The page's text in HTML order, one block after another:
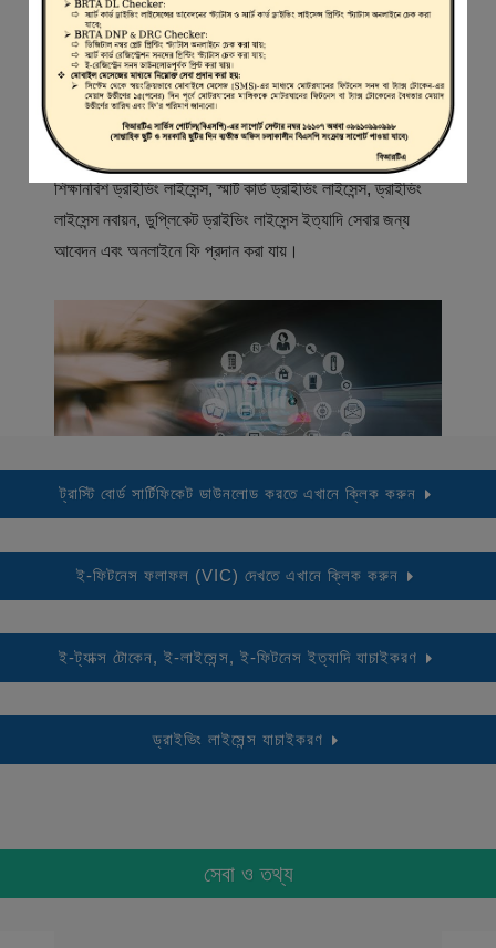
স্বাগতম
বিআরটিএ সার্ভিস পোর্টাল (বিএসপি) বাংলাদেশ রোড ট্রান্সপোর্ট অথরিটি
(বিআরটিএ) এর একটি অনলাইন সেবা প্রদানের মাধ্যম যেখানে ড্রাইভার,
মোটরযান মালিক, মোটরযান বিক্রেতাদের নিবন্ধিত করা হয় এবং
শিক্ষানবিশ ড্রাইভিং লাইসেন্স, স্মার্ট কার্ড ড্রাইভিং লাইসেন্স, ড্রাইভিং
লাইসেন্স নবায়ন, ডুপ্লিকেট ড্রাইভিং লাইসেন্স ইত্যাদি সেবার জন্য
আবেদন এবং অনলাইনে ফি প্রদান করা যায়।
ট্রাস্টি বোর্ড সার্টিফিকেট ডাউনলোড করতে এখানে ক্লিক করুন
ই-ফিটনেস ফলাফল (VIC) দেখতে এখানে ক্লিক করুন
ই-ট্যাক্স টোকেন, ই-লাইসেন্স, ই-ফিটনেস ইত্যাদি যাচাইকরণ
ড্রাইভিং লাইসেন্স যাচাইকরণ
সেবা ও তথ্য